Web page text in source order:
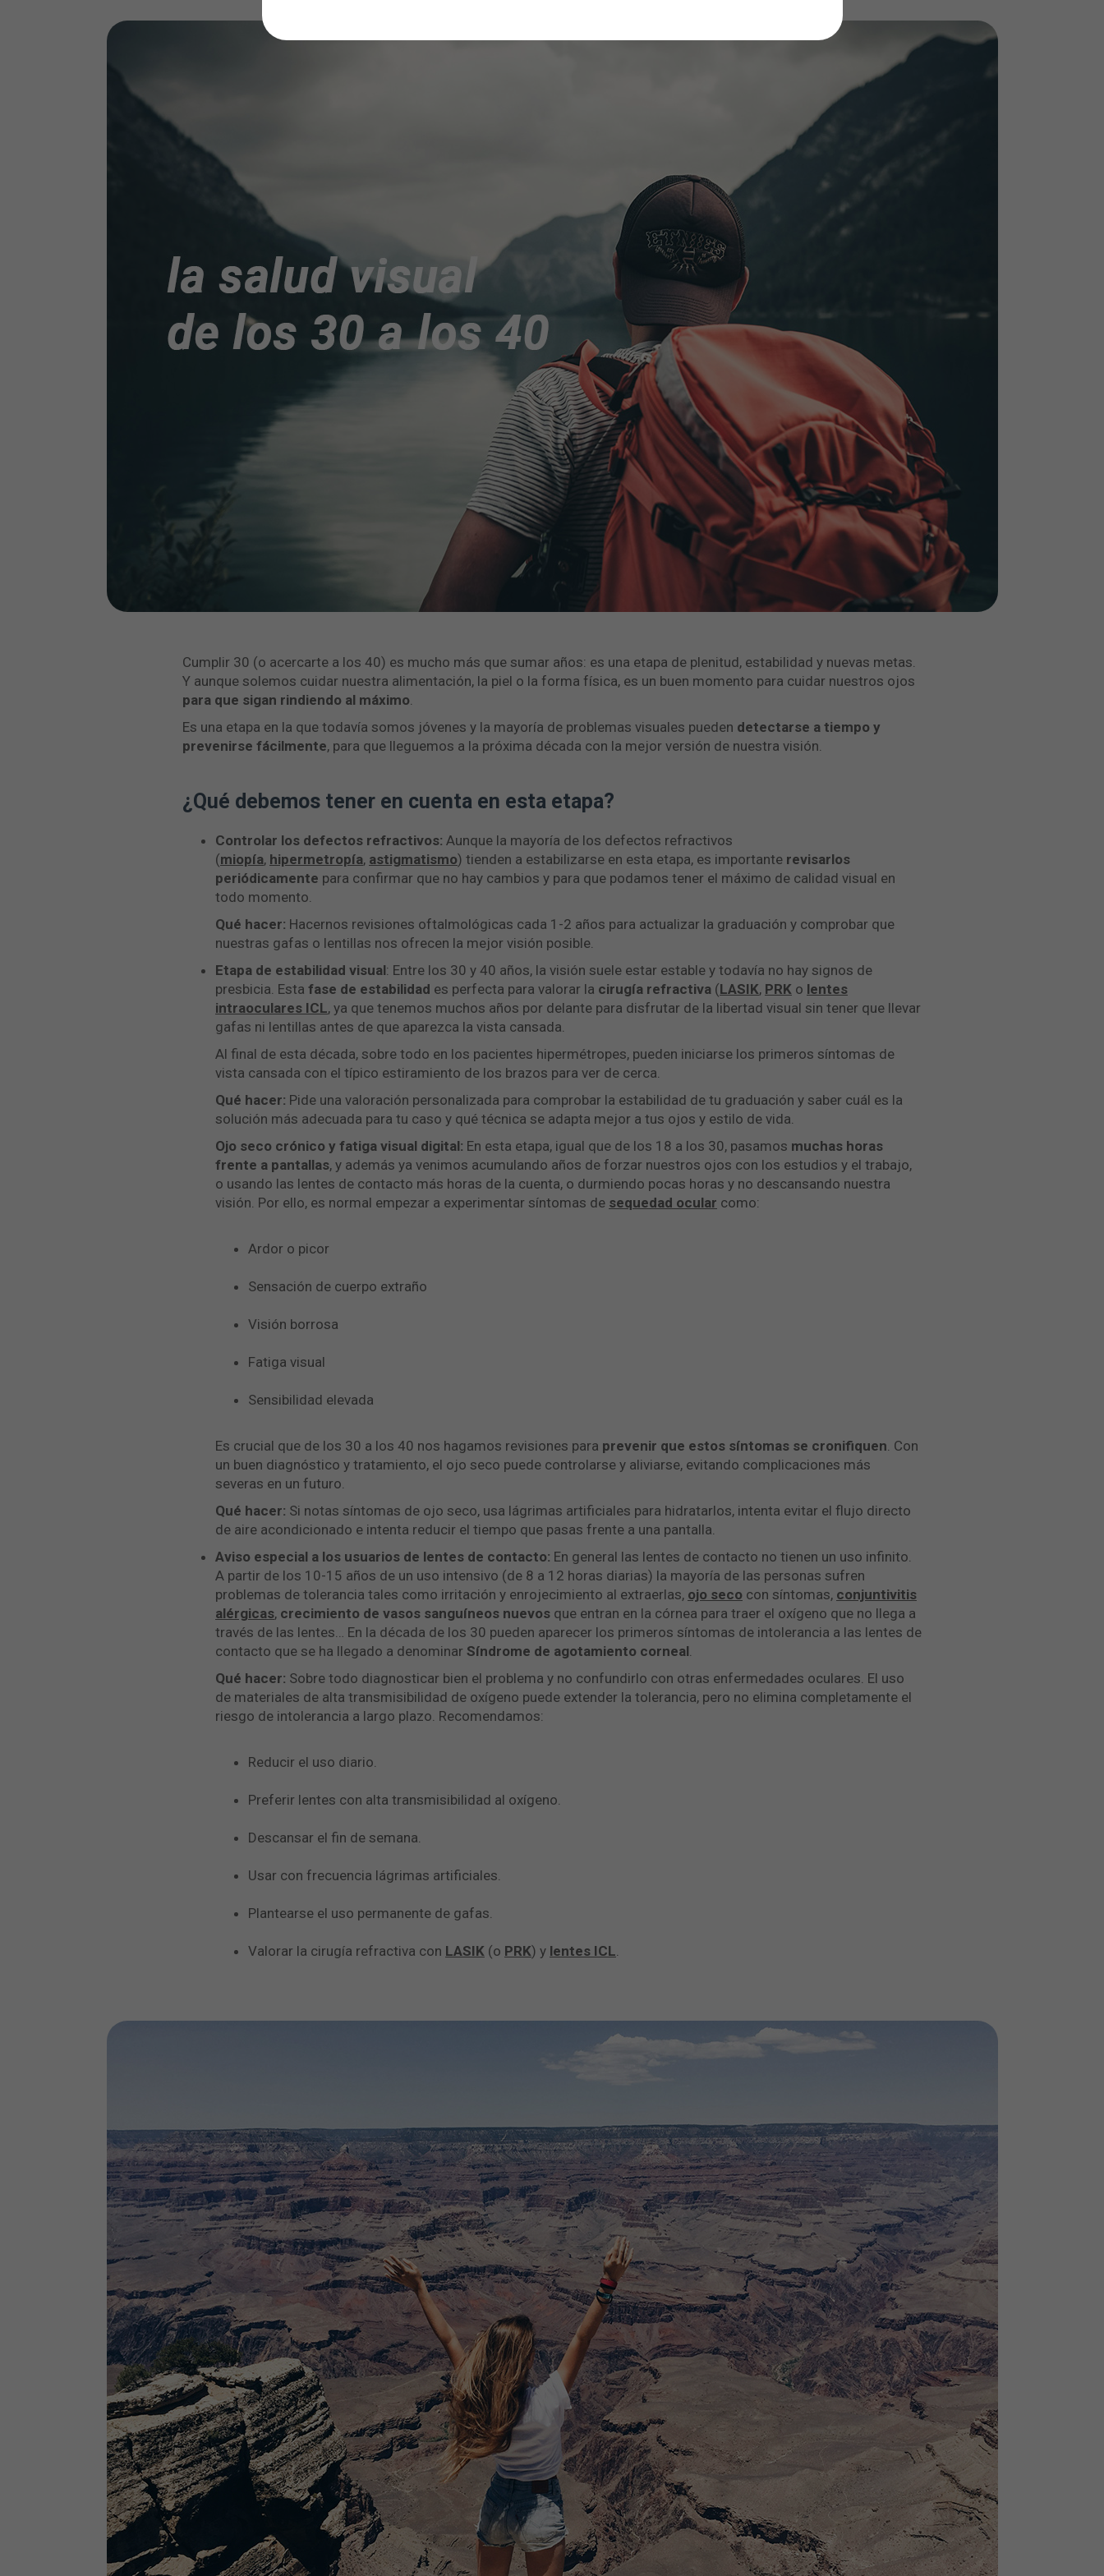
Cumplir 30 (o acercarte a los 40) es mucho más que sumar años: es una etapa de plenitud, estabilidad y nuevas metas.
Y aunque solemos cuidar nuestra alimentación, la piel o la forma física, es un buen momento para cuidar nuestros ojos
para que sigan rindiendo al máximo.
Es una etapa en la que todavía somos jóvenes y la mayoría de problemas visuales pueden detectarse a tiempo y
prevenirse fácilmente, para que lleguemos a la próxima década con la mejor versión de nuestra visión.
¿Qué debemos tener en cuenta en esta etapa?
Controlar los defectos refractivos: Aunque la mayoría de los defectos refractivos
(miopía, hipermetropía, astigmatismo) tienden a estabilizarse en esta etapa, es importante revisarlos
periódicamente para confirmar que no hay cambios y para que podamos tener el máximo de calidad visual en
todo momento.
Qué hacer: Hacernos revisiones oftalmológicas cada 1-2 años para actualizar la graduación y comprobar que
nuestras gafas o lentillas nos ofrecen la mejor visión posible.
Etapa de estabilidad visual: Entre los 30 y 40 años, la visión suele estar estable y todavía no hay signos de
presbicia. Esta fase de estabilidad es perfecta para valorar la cirugía refractiva (LASIK, PRK o lentes
intraoculares ICL, ya que tenemos muchos años por delante para disfrutar de la libertad visual sin tener que llevar
gafas ni lentillas antes de que aparezca la vista cansada.
Al final de esta década, sobre todo en los pacientes hipermétropes, pueden iniciarse los primeros síntomas de
vista cansada con el típico estiramiento de los brazos para ver de cerca.
Qué hacer: Pide una valoración personalizada para comprobar la estabilidad de tu graduación y saber cuál es la
solución más adecuada para tu caso y qué técnica se adapta mejor a tus ojos y estilo de vida.
Ojo seco crónico y fatiga visual digital: En esta etapa, igual que de los 18 a los 30, pasamos muchas horas
frente a pantallas, y además ya venimos acumulando años de forzar nuestros ojos con los estudios y el trabajo,
o usando las lentes de contacto más horas de la cuenta, o durmiendo pocas horas y no descansando nuestra
visión. Por ello, es normal empezar a experimentar síntomas de sequedad ocular como:
Ardor o picor
Sensación de cuerpo extraño
Visión borrosa
Fatiga visual
Sensibilidad elevada
Es crucial que de los 30 a los 40 nos hagamos revisiones para prevenir que estos síntomas se cronifiquen. Con
un buen diagnóstico y tratamiento, el ojo seco puede controlarse y aliviarse, evitando complicaciones más
severas en un futuro.
Qué hacer: Si notas síntomas de ojo seco, usa lágrimas artificiales para hidratarlos, intenta evitar el flujo directo
de aire acondicionado e intenta reducir el tiempo que pasas frente a una pantalla.
Aviso especial a los usuarios de lentes de contacto: En general las lentes de contacto no tienen un uso infinito.
A partir de los 10-15 años de un uso intensivo (de 8 a 12 horas diarias) la mayoría de las personas sufren
problemas de tolerancia tales como irritación y enrojecimiento al extraerlas, ojo seco con síntomas, conjuntivitis
alérgicas, crecimiento de vasos sanguíneos nuevos que entran en la córnea para traer el oxígeno que no llega a
través de las lentes… En la década de los 30 pueden aparecer los primeros síntomas de intolerancia a las lentes de
contacto que se ha llegado a denominar Síndrome de agotamiento corneal.
Qué hacer: Sobre todo diagnosticar bien el problema y no confundirlo con otras enfermedades oculares. El uso
de materiales de alta transmisibilidad de oxígeno puede extender la tolerancia, pero no elimina completamente el
riesgo de intolerancia a largo plazo. Recomendamos:
Reducir el uso diario.
Preferir lentes con alta transmisibilidad al oxígeno.
Descansar el fin de semana.
Usar con frecuencia lágrimas artificiales.
Plantearse el uso permanente de gafas.
Valorar la cirugía refractiva con LASIK (o PRK) y lentes ICL.